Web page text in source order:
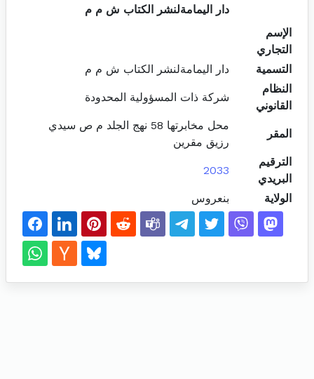
دار اليمامةلنشر الكتاب ش م م
الإسم
التجاري
التسمية
دار اليمامةلنشر الكتاب ش م م
النظام
القانوني
شركة ذات المسؤولية المحدودة
المقر
محل مخابرتها 58 نهج الجلد م ص سيدي
رزيق مقرين
الترقيم
البريدي
2033
الولاية بنعروس